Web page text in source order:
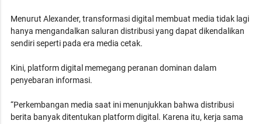
Menurut Alexander, transformasi digital membuat media tidak lagi
hanya mengandalkan saluran distribusi yang dapat dikendalikan
sendiri seperti pada era media cetak.
Kini, platform digital memegang peranan dominan dalam
penyebaran informasi.
“Perkembangan media saat ini menunjukkan bahwa distribusi
berita banyak ditentukan platform digital. Karena itu, kerja sama